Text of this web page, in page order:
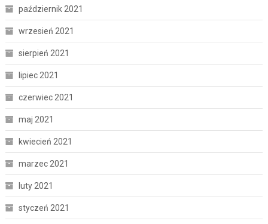
październik 2021
wrzesień 2021
sierpień 2021
lipiec 2021
czerwiec 2021
maj 2021
kwiecień 2021
marzec 2021
luty 2021
styczeń 2021